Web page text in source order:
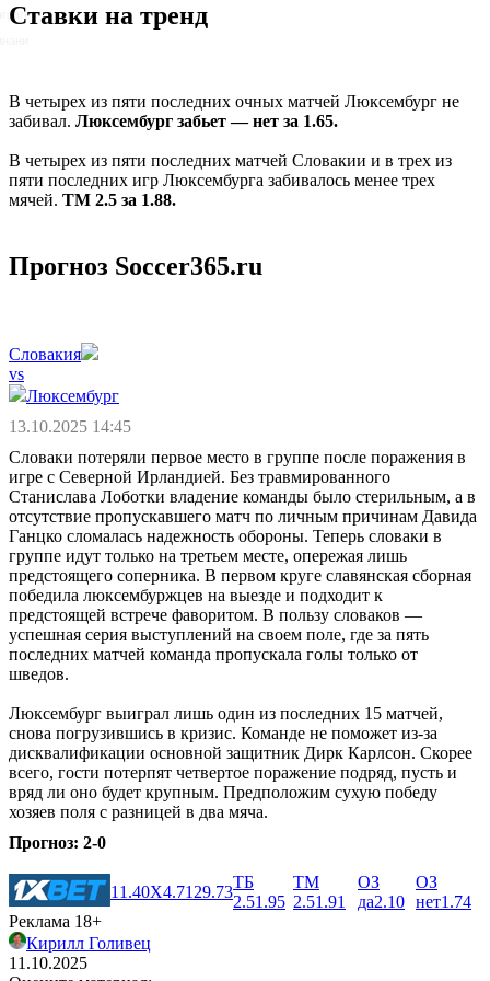
Ставки на тренд
В четырех из пяти последних очных матчей Люксембург не
забивал. Люксембург забьет — нет за 1.65.
В четырех из пяти последних матчей Словакии и в трех из
пяти последних игр Люксембурга забивалось менее трех
мячей. ТМ 2.5 за 1.88.
Прогноз Soccer365.ru
Словакия
vs
Люксембург
13.10.2025 14:45
Словаки потеряли первое место в группе после поражения в
игре с Северной Ирландией. Без травмированного
Станислава Лоботки владение команды было стерильным, а в
отсутствие пропускавшего матч по личным причинам Давида
Ганцко сломалась надежность обороны. Теперь словаки в
группе идут только на третьем месте, опережая лишь
предстоящего соперника. В первом круге славянская сборная
победила люксембуржцев на выезде и подходит к
предстоящей встрече фаворитом. В пользу словаков —
успешная серия выступлений на своем поле, где за пять
последних матчей команда пропускала голы только от
шведов.
Люксембург выиграл лишь один из последних 15 матчей,
снова погрузившись в кризис. Команде не поможет из-за
дисквалификации основной защитник Дирк Карлсон. Скорее
всего, гости потерпят четвертое поражение подряд, пусть и
вряд ли оно будет крупным. Предположим сухую победу
хозяев поля с разницей в два мяча.
Прогноз: 2-0
1 1.40X4.71 29.73
ТБ
2.51.95
ТМ
2.51.91
ОЗ
да2.10
ОЗ
нет1.74
Реклама 18+
Кирилл Голивец
11.10.2025